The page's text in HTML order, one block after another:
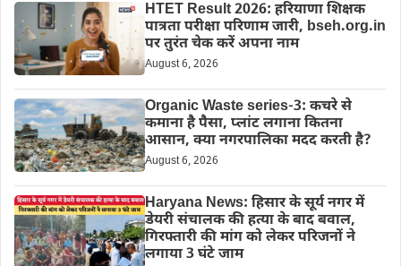
HTET Result 2026: हरियाणा शिक्षक
पात्रता परीक्षा परिणाम जारी, bseh.org.in
पर तुरंत चेक करें अपना नाम
August 6, 2026
Organic Waste series-3: कचरे से
कमाना है पैसा, प्लांट लगाना कितना
आसान, क्या नगरपालिका मदद करती है?
August 6, 2026
Haryana News: हिसार के सूर्य नगर में
डेयरी संचालक की हत्या के बाद बवाल,
गिरफ्तारी की मांग को लेकर परिजनों ने
लगाया 3 घंटे जाम